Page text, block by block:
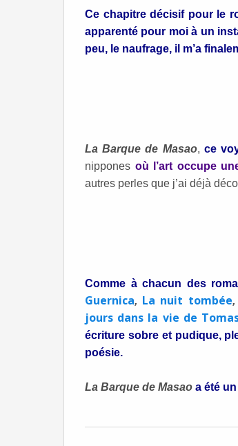
Ce chapitre décisif pour le
apparenté pour moi à un
peu, le naufrage, il m’a
La Barque de Masao, ce
nippones où l’art occupe
autres perles que j’ai déjà
Comme à chacun des
Guernica, La nuit tombée,
jours dans la vie de
écriture sobre et pudique,
poésie.
La Barque de Masao a été